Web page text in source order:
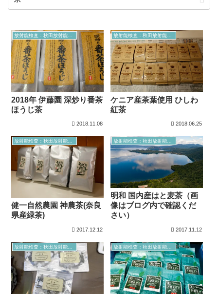
2018年 伊藤園 深炒り番茶
ほうじ茶
2018.11.08
ケニア産茶葉使用 ひしわ
紅茶
2018.06.25
放射能検査：秋田放射能測定室より
健一自然農園 神農茶(奈良
県産緑茶)
2017.12.12
放射能検査：秋田放射能測定室より
明和 国内産はと麦茶（画
像はブログ内で確認くだ
さい）
2017.11.12